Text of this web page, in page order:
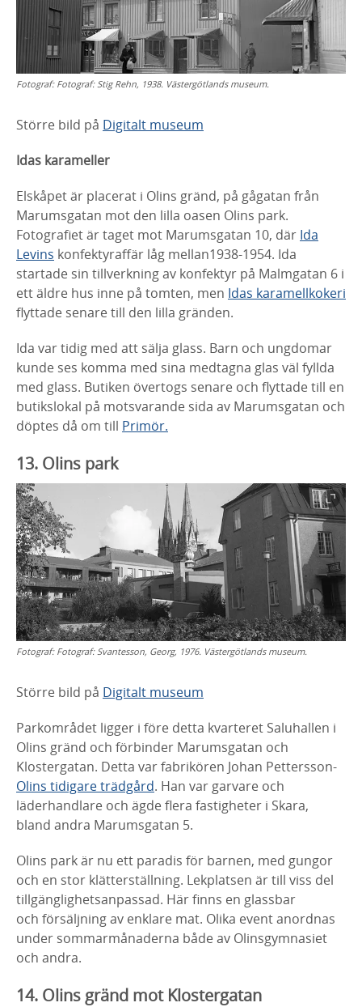
Fotograf: Fotograf: Stig Rehn, 1938. Västergötlands museum.
Större bild på Digitalt museum
Idas karameller
Elskåpet är placerat i Olins gränd, på gågatan från
Marumsgatan mot den lilla oasen Olins park.
Fotografiet är taget mot Marumsgatan 10, där Ida
Levins konfektyraffär låg mellan1938-1954. Ida
startade sin tillverkning av konfektyr på Malmgatan 6 i
ett äldre hus inne på tomten, men Idas karamellkokeri
flyttade senare till den lilla gränden.
Ida var tidig med att sälja glass. Barn och ungdomar
kunde ses komma med sina medtagna glas väl fyllda
med glass. Butiken övertogs senare och flyttade till en
butikslokal på motsvarande sida av Marumsgatan och
döptes då om till Primör.
13. Olins park
Fotograf: Fotograf: Svantesson, Georg, 1976. Västergötlands museum.
Större bild på Digitalt museum
Parkområdet ligger i före detta kvarteret Saluhallen i
Olins gränd och förbinder Marumsgatan och
Klostergatan. Detta var fabrikören Johan Pettersson-
Olins tidigare trädgård. Han var garvare och
läderhandlare och ägde flera fastigheter i Skara,
bland andra Marumsgatan 5.
Olins park är nu ett paradis för barnen, med gungor
och en stor klätterställning. Lekplatsen är till viss del
tillgänglighetsanpassad. Här finns en glassbar
och försäljning av enklare mat. Olika event anordnas
under sommarmånaderna både av Olinsgymnasiet
och andra.
14. Olins gränd mot Klostergatan